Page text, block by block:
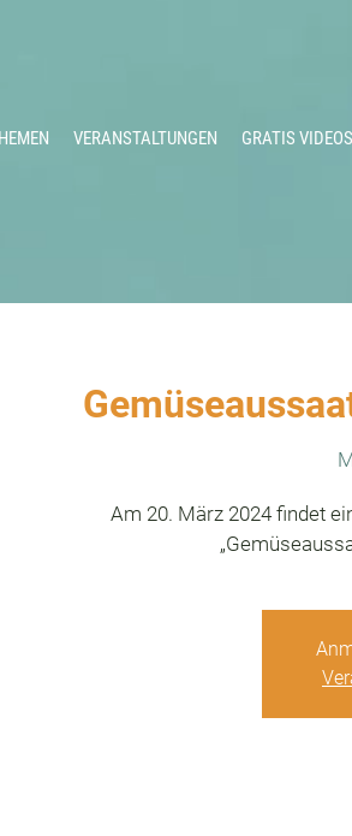
VERANSTALTUNGEN GRATIS VIDEOS
Am 20. März 2024 findet